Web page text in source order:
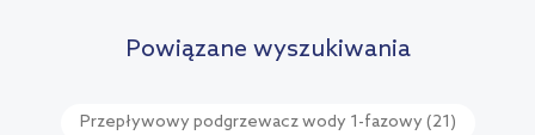
Powiązane wyszukiwania
Przepływowy podgrzewacz wody 1-fazowy (21)